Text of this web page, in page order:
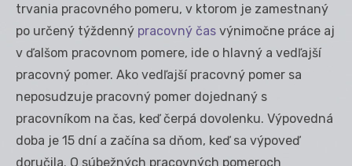
trvania pracovného pomeru, v ktorom je zamestnaný
po určený týždenný pracovný čas výnimočne práce aj
v ďalšom pracovnom pomere, ide o hlavný a vedľajší
pracovný pomer. Ako vedľajší pracovný pomer sa
neposudzuje pracovný pomer dojednaný s
pracovníkom na čas, keď čerpá dovolenku. Výpovedná
doba je 15 dní a začína sa dňom, keď sa výpoveď
doručila. O súbežných pracovných pomeroch